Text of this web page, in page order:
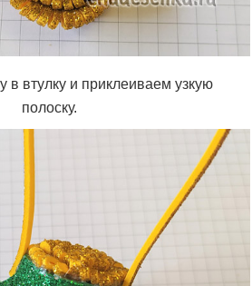
в втулку и приклеиваем узкую
полоску.